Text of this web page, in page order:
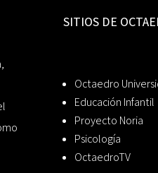
SITIOS DE
Octaedro
Educación Infantil
Proyecto Noria
Psicología
OctaedroTV